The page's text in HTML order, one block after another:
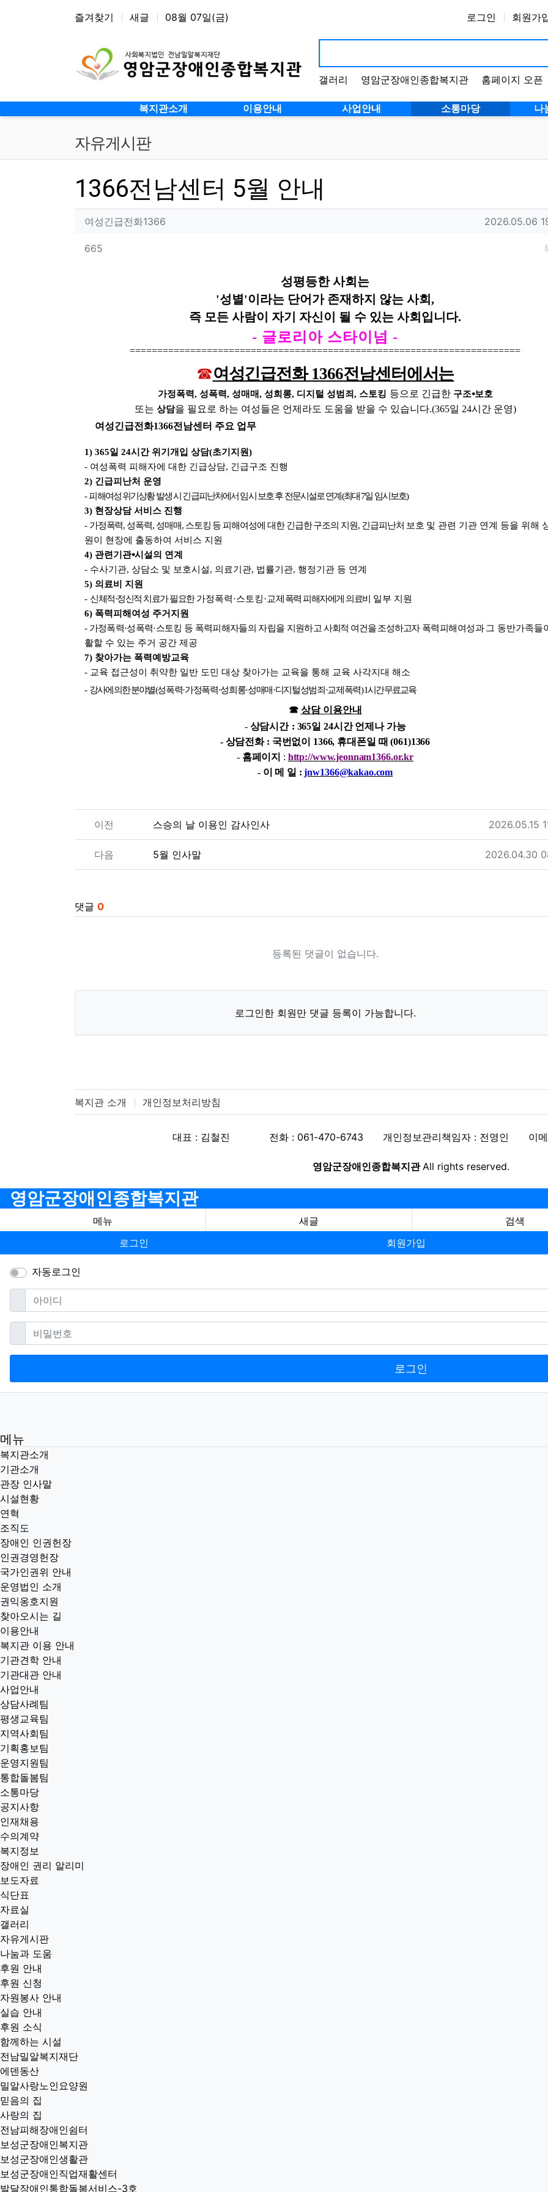
즐겨찾기 새글 08월 07일(금) 로그인 회원가
갤러리 영암군장애인종합복지관 홈페이지 오픈
메인 메뉴 복지관소개 이용안내 사업안내 소통마당 나
자유게시판
1366전남센터 5월 안내
작성자 정보
여성긴급전화1366 작성일
2026.05.06
컨텐츠 정보
665
성평등한 사회는
'성별'이라는 단어가 존재하지 않는 사회,
즉 모든 사람이 자기 자신이 될 수 있는 사회입니다.
- 글로리아 스타이넘-
=======================================================================
☎여성긴급전화 1366전남센터에서는
가정폭력, 성폭력, 성매매, 성희롱, 디지털 성범죄, 스토킹 등으로 긴급한 구조⦁보호
또는 상담을 필요로 하는 여성들은 언제라도 도움을 받을 수 있습니다.(365일 24시간 운영)
여성긴급전화1366전남센터 주요 업무
1) 365일 24시간 위기개입 상담(초기지원)
- 여성폭력 피해자에 대한 긴급상담, 긴급구조 진행
2) 긴급피난처 운영
-피해여성 위기상황 발생 시 긴급피난처에서 임시 보호 후 전문시설로 연계 (최대 7일 임시보호)
3) 현장상담 서비스 진행
- 가정폭력, 성폭력, 성매매, 스토킹 등 피해여성에 대한 긴급한 구조의 지원, 긴급피난처 보호 및 관련 기관 연계 등을 위해
원이 현장에 출동하여 서비스 지원
4) 관련기관⦁시설의 연계
- 수사기관, 상담소 및 보호시설, 의료기관, 법률기관, 행정기관 등 연계
5) 의료비 지원
- 신체적·정신적 치료가 필요한가정폭력·스토킹·교제 폭력 피해자에게 의료비
일부 지원
6) 폭력피해여성 주거지원
- 가정폭력·성폭력·스토킹 등 폭력피해자들의 자립을 지원하고 사회적 여건을 조성하고자 폭력피해여성과 그 동반가족들
활할 수 있는 주거 공간 제공
7) 찾아가는 폭력예방교육
- 교육 접근성이 취약한 일반 도민 대상 찾아가는 교육을 통해 교육 사각지대 해소
- 강사에 의한 분야별(성폭력·가정폭력·성희롱·성매매·디지털성범죄 ·교제폭력) 1시간 무료교육
☎ 상담 이용안내
- 상담시간 : 365일 24시간 언제나 가능
- 상담전화 : 국번없이 1366, 휴대폰일 때(061)1366
- 홈페이지 : http://www.jeonnam1366.or.kr
- 이 메 일 :jnw1366@kakao.com
관련자료
이전 스승의 날 이용인 감사인사 작성일
2026.05.15
다음 5월 인사말 작성일
2026.04.30
댓글 0
등록된 댓글이 없습니다.
로그인한 회원만 댓글 등록이 가능합니다.
복지관 소개 개인정보처리방침
대표 : 김철진 전화 : 061-470-6743 개인정보관리책임자 : 전영인 이
영암군장애인종합복지관 All rights reserved.
영암군장애인종합복지관
메뉴 새글 검색
로그인
회원가입
자동로그인
아이디필수
비밀번호필수
로그인
메뉴
복지관소개
기관소개
관장 인사말
시설현황
연혁
조직도
장애인 인권헌장
인권경영헌장
국가인권위 안내
운영법인 소개
권익옹호지원
찾아오시는 길
이용안내
복지관 이용 안내
기관견학 안내
기관대관 안내
사업안내
상담사례팀
평생교육팀
지역사회팀
기획홍보팀
운영지원팀
통합돌봄팀
소통마당
공지사항
인재채용
수의계약
복지정보
장애인 권리 알리미
보도자료
식단표
자료실
갤러리
자유게시판
나눔과 도움
후원 안내
후원 신청
자원봉사 안내
실습 안내
후원 소식
함께하는 시설
전남밀알복지재단
에덴동산
밀알사랑노인요양원
믿음의 집
사랑의 집
전남피해장애인쉼터
보성군장애인복지관
보성군장애인생활관
보성군장애인직업재활센터
발달장애인통합돌봄서비스-3호